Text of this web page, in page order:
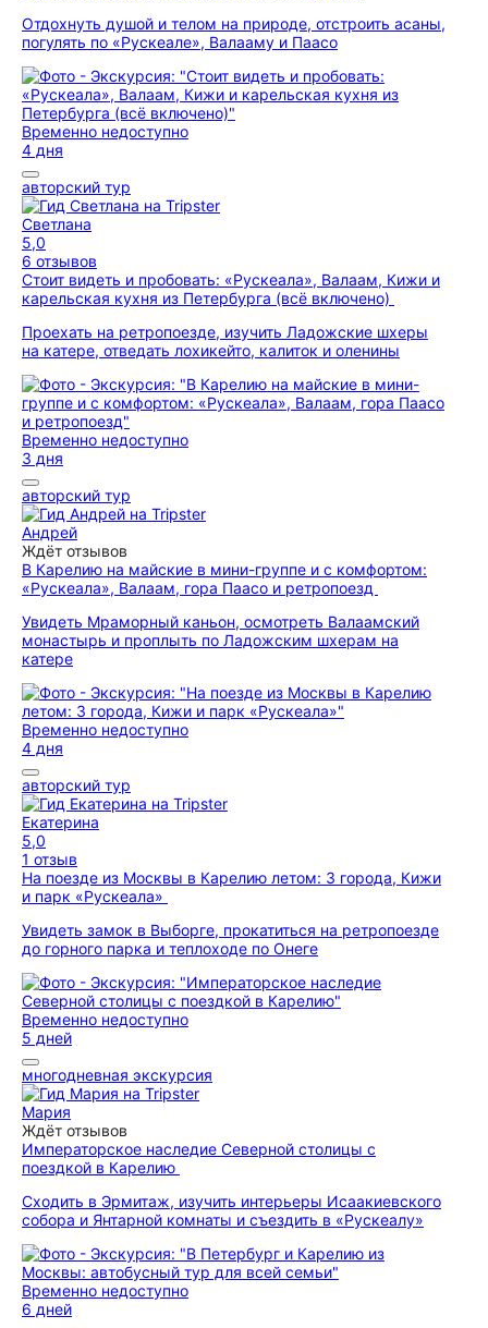
Отдохнуть душой и телом на природе, отстроить асаны,
погулять по «Рускеале», Валааму и Паасо
Временно недоступно
4 дня
авторский тур
Светлана
5,0
6 отзывов
Стоит видеть и пробовать: «Рускеала», Валаам, Кижи и
карельская кухня из Петербурга (всё включено)
Проехать на ретропоезде, изучить Ладожские шхеры
на катере, отведать лохикейто, калиток и оленины
Временно недоступно
3 дня
авторский тур
Андрей
Ждёт отзывов
В Карелию на майские в мини-группе и с комфортом:
«Рускеала», Валаам, гора Паасо и ретропоезд
Увидеть Мраморный каньон, осмотреть Валаамский
монастырь и проплыть по Ладожским шхерам на
катере
Временно недоступно
4 дня
авторский тур
Екатерина
5,0
1 отзыв
На поезде из Москвы в Карелию летом: 3 города, Кижи
и парк «Рускеала»
Увидеть замок в Выборге, прокатиться на ретропоезде
до горного парка и теплоходе по Онеге
Временно недоступно
5 дней
многодневная экскурсия
Мария
Ждёт отзывов
Императорское наследие Северной столицы с
поездкой в Карелию
Сходить в Эрмитаж, изучить интерьеры Исаакиевского
собора и Янтарной комнаты и съездить в «Рускеалу»
Временно недоступно
6 дней